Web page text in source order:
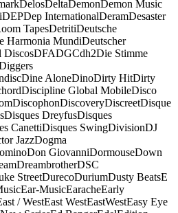
DelosDeltaDemonDemon Music
DEPDep InternationalDeramDesaster
TapesDetritiDeutsche
Harmonia MundiDeutscher
DiscosDFADGCdh2Die Stimme
Dine AloneDinoDirty HitDirty
Discipline Global MobileDisco
DiscophonDiscoveryDiscreetDisque
Disques DreyfusDisques
CanettiDisques SwingDivisionDJ
JazzDogma
Don GiovanniDormouseDown
DreambrotherDSC
StreetDurecoDuriumDusty BeatsE
Ear-MusicEaracheEarly
/ WestEast WestEastWestEasy Eye